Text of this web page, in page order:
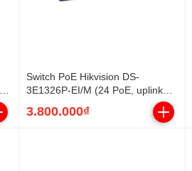
Switch PoE Hikvision DS-
3E1326P-EI/M (24 PoE, uplink
3.800.000₫